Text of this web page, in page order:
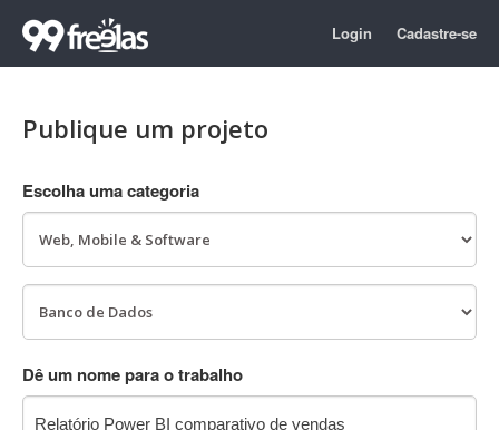
Login Cadastre-se
Publique um projeto
Escolha uma categoria
Dê um nome para o trabalho